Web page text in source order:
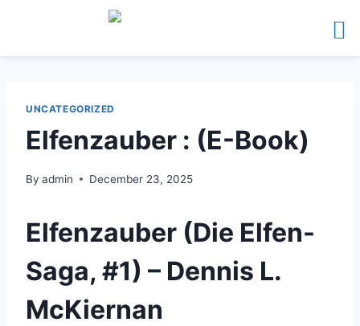
UNCATEGORIZED
Elfenzauber : (E-Book)
By admin December 23, 2025
Elfenzauber (Die Elfen-
Saga, #1) – Dennis L.
McKiernan